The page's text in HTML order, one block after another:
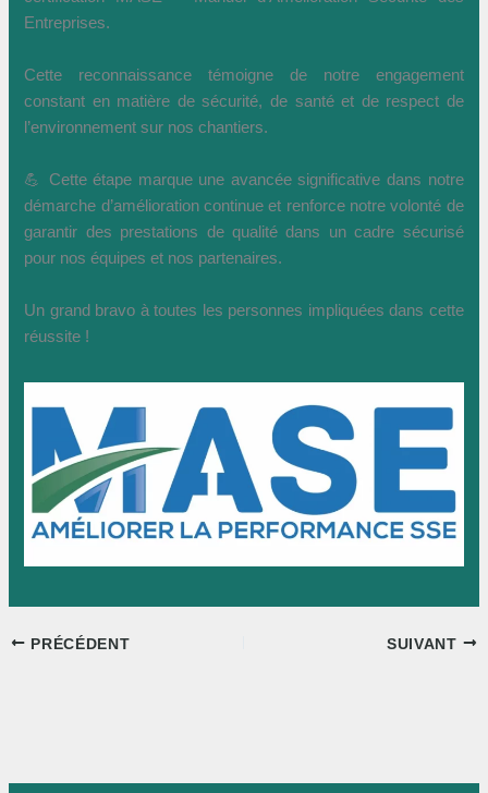
Entreprises.
Cette reconnaissance témoigne de notre engagement
constant en matière de sécurité, de santé et de respect de
l’environnement sur nos chantiers.
💪 Cette étape marque une avancée significative dans notre
démarche d’amélioration continue et renforce notre volonté de
garantir des prestations de qualité dans un cadre sécurisé
pour nos équipes et nos partenaires.
Un grand bravo à toutes les personnes impliquées dans cette
réussite !
PRÉCÉDENT SUIVANT